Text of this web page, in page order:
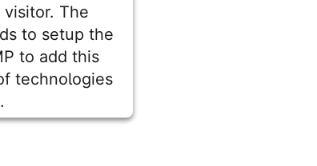
The
to setup the
to add this
technologies